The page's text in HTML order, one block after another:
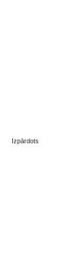
Izpārdots